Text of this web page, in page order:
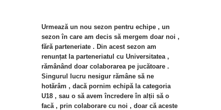
Urmează un nou sezon pentru echipe , un
sezon în care am decis să mergem doar noi ,
fără parteneriate . Din acest sezon am
renunțat la parteneriatul cu Universitatea ,
rămânând doar colaborarea pe jucătoare .
Singurul lucru nesigur rămâne să ne
hotărâm , dacă pornim echipă la categoria
U18 , sau o să avem încredere în alții să o
facă , prin colaborare cu noi , doar că aceste